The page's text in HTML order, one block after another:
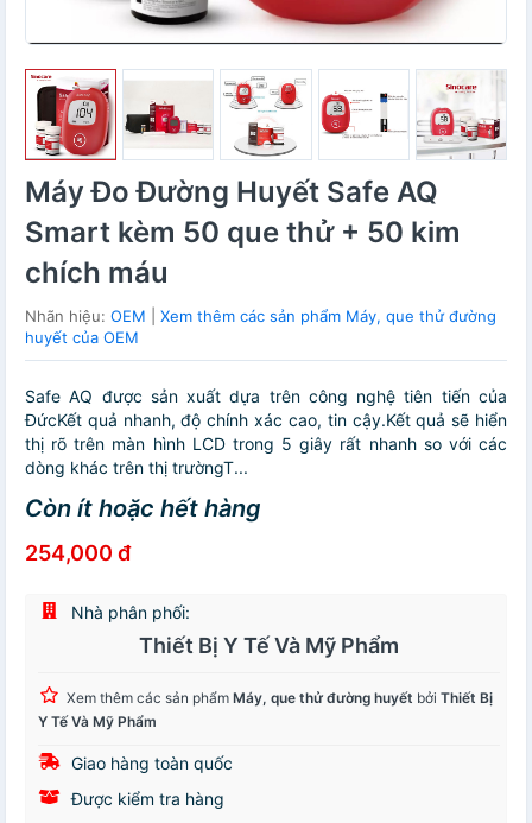
Máy Đo Đường Huyết Safe AQ
Smart kèm 50 que thử + 50 kim
chích máu
Nhãn hiệu: OEM
Xem thêm các sản phẩm Máy, que thử đường
huyết của OEM
Safe AQ được sản xuất dựa trên công nghệ tiên tiến của
ĐứcKết quả nhanh, độ chính xác cao, tin cậy.Kết quả sẽ hiển
thị rõ trên màn hình LCD trong 5 giây rất nhanh so với các
dòng khác trên thị trườngT...
Còn ít hoặc hết hàng
254,000 đ
Nhà phân phối:
Thiết Bị Y Tế Và Mỹ Phẩm
Xem thêm các sản phẩm Máy, que thử đường huyết bởi Thiết Bị
Y Tế Và Mỹ Phẩm
Giao hàng toàn quốc
Được kiểm tra hàng